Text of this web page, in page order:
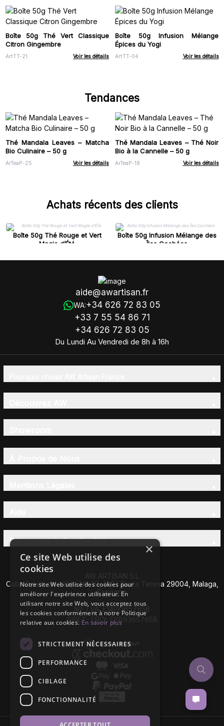
Boîte 50g Thé Vert Classique
Citron Gingembre
ArtTT-21 Voir les détails
Boîte 50g Infusion Mélange
Épices du Yogi
ArtTT-04 Voir les détails
Tendances
Thé Mandala Leaves – Matcha
Bio Culinaire – 50 g
ArTeaP-25 Voir les détails
Thé Mandala Leaves – Thé Noir
Bio à la Cannelle – 50 g
ArTeaP-18 Voir les détails
Achats récents des clients
Boîte 50g Thé Rouge et Vert
Magie d’Été
Boîte 50g Infusion Mélange des
Îles Cachées
aide@awartisan.fr
WA:+34 626 72 83 05
+33 7 55 54 86 71
+34 626 72 83 05
Du Lundi Au Vendredi de 8h à 16h
Découvrez la Famille AW
AW ARTISAN S.L
Calle Caleta de Vélez Nº 39-41 P.I Santa Teresa 29004, Malaga,
Espagne
Nº TVA: ESB93657658
SIRET- EROI: ESB93657658
×
Ce site Web utilise des
cookies
Notre site Web utilise des cookies pour
améliorer l'expérience utilisateur. En
utilisant notre site Web, vous acceptez tous
les cookies conformément à notre Politique
relative aux cookies.En savoir plus
STRICTEMENT NÉCESSAIRES
PERFORMANCE
CIBLAGE
FONCTIONNALITÉ